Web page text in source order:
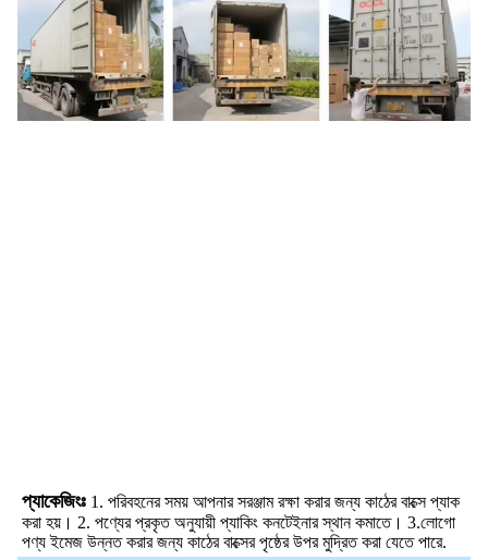
প্যাকেজিংঃ 1. পরিবহনের সময় আপনার সরঞ্জাম রক্ষা করার জন্য কাঠের বাক্সে প্যাক
করা হয়। 2. পণ্যের প্রকৃত অনুযায়ী প্যাকিং কনটেইনার স্থান কমাতে। 3.লোগো
পণ্য ইমেজ উন্নত করার জন্য কাঠের বাক্সের পৃষ্ঠের উপর মুদ্রিত করা যেতে পারে.